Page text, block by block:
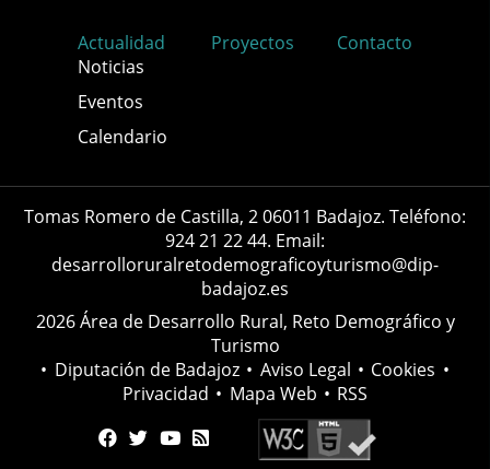
Actualidad
Noticias
Eventos
Calendario
Proyectos Contacto
Tomas Romero de Castilla, 2 06011 Badajoz. Teléfono:
924 21 22 44. Email:
desarrolloruralretodemograficoyturismo@dip-
badajoz.es
2026 Área de Desarrollo Rural, Reto Demográfico y
Turismo
• Diputación de Badajoz • Aviso Legal • Cookies •
Privacidad • Mapa Web • RSS